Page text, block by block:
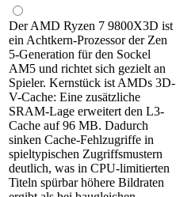
Der AMD Ryzen 7 9800X3D ist
ein Achtkern-Prozessor der Zen
5-Generation für den Sockel
AM5 und richtet sich gezielt an
Spieler. Kernstück ist AMDs 3D-
V-Cache: Eine zusätzliche
SRAM-Lage erweitert den L3-
Cache auf 96 MB. Dadurch
sinken Cache-Fehlzugriffe in
spieltypischen Zugriffsmustern
deutlich, was in CPU-limitierten
Titeln spürbar höhere Bildraten